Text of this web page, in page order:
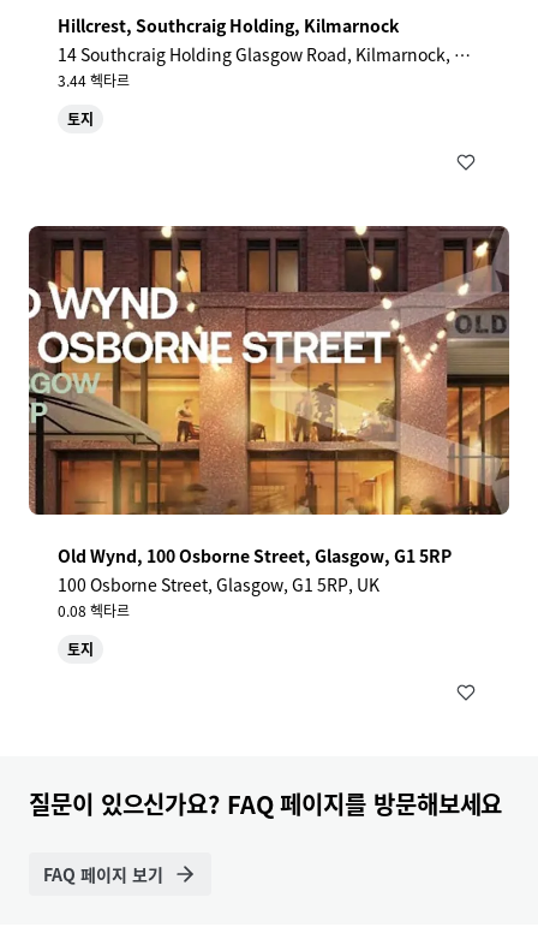
Hillcrest, Southcraig Holding, Kilmarnock
14 Southcraig Holding Glasgow Road, Kilmarnock, KA
3 6AE, UK
3.44 헥타르
토지
Old Wynd, 100 Osborne Street, Glasgow, G1 5RP
100 Osborne Street, Glasgow, G1 5RP, UK
0.08 헥타르
토지
질문이 있으신가요? FAQ 페이지를 방문해보세요
FAQ 페이지 보기